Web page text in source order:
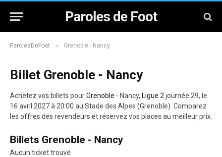
Paroles de Foot
ParolesDeFoot » Grenoble - Nancy
Billet Grenoble - Nancy
Achetez vos billets pourGrenoble - Nancy, Ligue 2 journée 29, le
16 avril 2027 à 20:00 au Stade des Alpes (Grenoble). Comparez
les offres des revendeurs et réservez vos places au meilleur prix.
Billets Grenoble - Nancy
Aucun ticket trouvé